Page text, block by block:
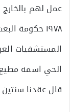
عمل لهم بالخارج
١٩٧٨ حكومة
المستشفيات
الحي اسمه
قال عقدنا